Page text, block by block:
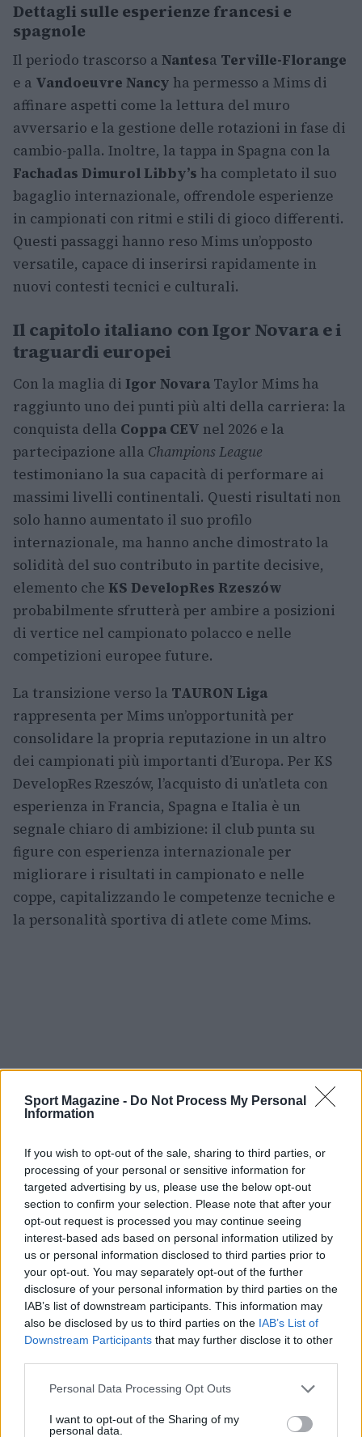
Sport Magazine - Do Not Process My Personal
Information
If you wish to opt-out of the sale, sharing to third parties, or
processing of your personal or sensitive information for
targeted advertising by us, please use the below opt-out
section to confirm your selection. Please note that after your
opt-out request is processed you may continue seeing
interest-based ads based on personal information utilized by
us or personal information disclosed to third parties prior to
your opt-out. You may separately opt-out of the further
disclosure of your personal information by third parties on the
IAB’s list of downstream participants. This information may
also be disclosed by us to third parties on the IAB’s List of
Downstream Participants that may further disclose it to other
Please note that this website/app uses one or more Google
not limited to your visit or usage behaviour. You may click to
Personal Data Processing Opt Outs
I want to opt-out of the Sharing of my
personal data.
Dettagli sulle esperienze francesi e
spagnole
Il periodo trascorso a Nantesa Terville-Florange
e a Vandoeuvre Nancy ha permesso a Mims di
affinare aspetti come la lettura del muro
avversario e la gestione delle rotazioni in fase di
cambio-palla. Inoltre, la tappa in Spagna con la
Fachadas Dimurol Libby’s ha completato il suo
bagaglio internazionale, offrendole esperienze
in campionati con ritmi e stili di gioco differenti.
Questi passaggi hanno reso Mims un’opposto
versatile, capace di inserirsi rapidamente in
nuovi contesti tecnici e culturali.
Il capitolo italiano con Igor Novara e i
traguardi europei
Con la maglia di Igor Novara Taylor Mims ha
raggiunto uno dei punti più alti della carriera: la
conquista della Coppa CEV nel 2026 e la
partecipazione alla Champions League
testimoniano la sua capacità di performare ai
massimi livelli continentali. Questi risultati non
solo hanno aumentato il suo profilo
internazionale, ma hanno anche dimostrato la
solidità del suo contributo in partite decisive,
elemento che KS DevelopRes Rzeszów
probabilmente sfrutterà per ambire a posizioni
di vertice nel campionato polacco e nelle
competizioni europee future.
La transizione verso la TAURON Liga
rappresenta per Mims un’opportunità per
consolidare la propria reputazione in un altro
dei campionati più importanti d’Europa. Per KS
DevelopRes Rzeszów, l’acquisto di un’atleta con
esperienza in Francia, Spagna e Italia è un
segnale chiaro di ambizione: il club punta su
figure con esperienza internazionale per
migliorare i risultati in campionato e nelle
coppe, capitalizzando le competenze tecniche e
la personalità sportiva di atlete come Mims.
AUTORE
Francesca Lombardi
Francesca Lombardi, fiorentina, prese appunti
tecnici dal primo box di un circuito toscano e
da allora firma approfondimenti sui motori. In
redazione sostiene un approccio metodico
alle prove su pista, cura il format 'tecnica e
cronaca' e conserva i fogli di appunti del